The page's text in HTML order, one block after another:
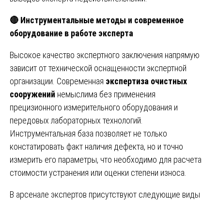
🔴 Инструментальные методы и современное
оборудование в работе эксперта
Высокое качество экспертного заключения напрямую
зависит от технической оснащенности экспертной
организации. Современная экспертиза очистных
сооружений немыслима без применения
прецизионного измерительного оборудования и
передовых лабораторных технологий.
Инструментальная база позволяет не только
констатировать факт наличия дефекта, но и точно
измерить его параметры, что необходимо для расчета
стоимости устранения или оценки степени износа.
В арсенале экспертов присутствуют следующие виды